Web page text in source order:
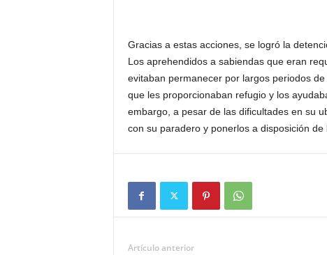
Gracias a estas acciones, se logró la
Los aprehendidos a sabiendas que eran
evitaban permanecer por largos periodos
que les proporcionaban refugio y los
embargo, a pesar de las dificultades en su
con su paradero y ponerlos a disposición
Artículo anterior